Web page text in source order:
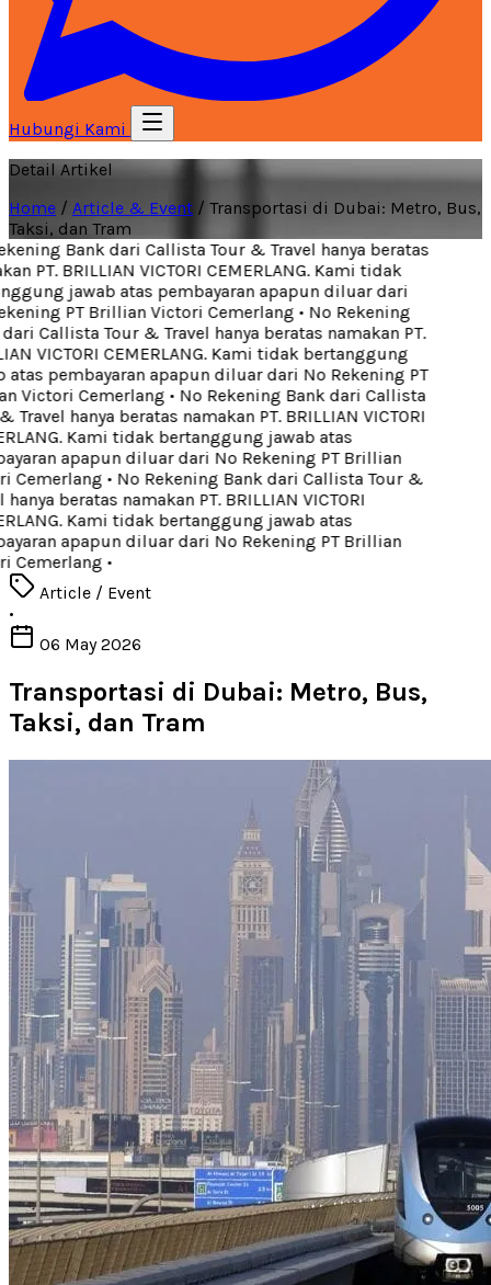
Hubungi Kami
Detail Artikel
Home / Article & Event / Transportasi di Dubai: Metro, Bus,
Taksi, dan Tram
Bank dari Callista Tour & Travel hanya beratas
PT. BRILLIAN VICTORI CEMERLANG. Kami tidak
jawab atas pembayaran apapun diluar dari
PT Brillian Victori Cemerlang• No Rekening
Callista Tour & Travel hanya beratas namakan PT.
VICTORI CEMERLANG. Kami tidak bertanggung
pembayaran apapun diluar dari No Rekening PT
Victori Cemerlang• No Rekening Bank dari Callista
hanya beratas namakan PT. BRILLIAN VICTORI
Kami tidak bertanggung jawab atas
apapun diluar dari No Rekening PT Brillian
Cemerlang• No Rekening Bank dari Callista Tour &
beratas namakan PT. BRILLIAN VICTORI
Kami tidak bertanggung jawab atas
apapun diluar dari No Rekening PT Brillian
Cemerlang•
Article / Event
•
06 May 2026
Transportasi di Dubai: Metro, Bus,
Taksi, dan Tram